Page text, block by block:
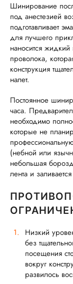
Шинирование
под анестезией
подготавливает
для лучшего
наносится жидкий
проволока,
конструкция
налет.
Постоянное
часа.
необходимо
которые не
(небной или
небольшая
лента и
Низкий
без
посещения
вокруг
развилось